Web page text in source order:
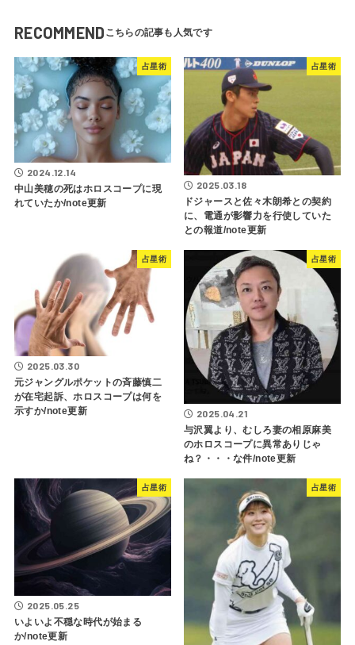
RECOMMEND
占星術
2024.12.14
中山美穂の死はホロスコープに現
れていたか/note更新
占星術
2025.03.18
ドジャースと佐々木朗希との契約
に、電通が影響力を行使していた
との報道/note更新
占星術
2025.03.30
元ジャングルポケットの斉藤慎二
が在宅起訴、ホロスコープは何を
示すか/note更新
占星術
2025.04.21
与沢翼より、むしろ妻の相原麻美
のホロスコープに異常ありじゃ
ね？・・・な件/note更新
占星術
2025.05.25
いよいよ不穏な時代が始まる
か/note更新
占星術